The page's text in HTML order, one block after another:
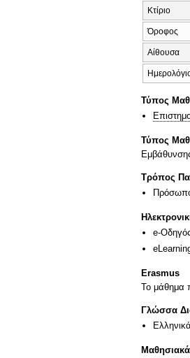
Κτίριο
Όροφος
Αίθουσα
Τύπος
Τύπος
Τρόπος
e-
Erasmus
Το μάθημα
Γλώσσα
Ελληνικά